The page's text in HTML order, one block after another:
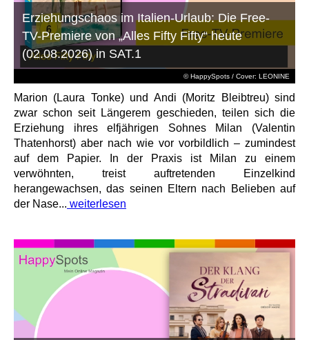
© HappySpots / Cover: LEONINE
Erziehungschaos im Italien-Urlaub: Die Free-
TV-Premiere von „Alles Fifty Fifty“ heute
(02.08.2026) in SAT.1
Marion (Laura Tonke) und Andi (Moritz Bleibtreu) sind
zwar schon seit Längerem geschieden, teilen sich die
Erziehung ihres elfjährigen Sohnes Milan (Valentin
Thatenhorst) aber nach wie vor vorbildlich – zumindest
auf dem Papier. In der Praxis ist Milan zu einem
verwöhnten, treist auftretenden Einzelkind
herangewachsen, das seinen Eltern nach Belieben auf
der Nase... weiterlesen